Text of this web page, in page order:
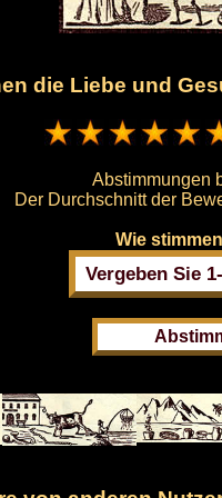
die Liebe und
Abstimmungen
Der Durchschnitt der
Wie